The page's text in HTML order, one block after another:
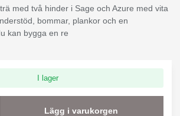
med två hinder i Sage och Azure med vita
bommar, plankor och en
kan bygga en re
I lager
Lägg i varukorgen